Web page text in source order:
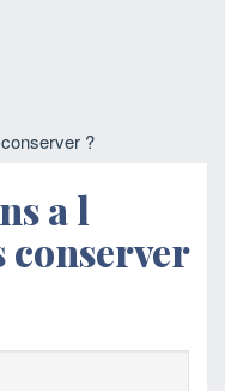
?
a l
conserver